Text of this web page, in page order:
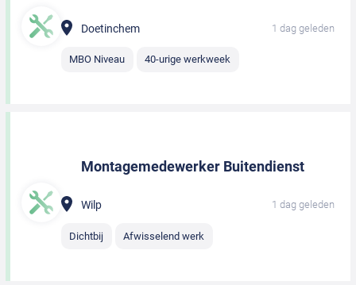
Doetinchem 1 dag geleden
MBO Niveau 40-urige werkweek
Montagemedewerker Buitendienst
Wilp 1 dag geleden
Dichtbij Afwisselend werk